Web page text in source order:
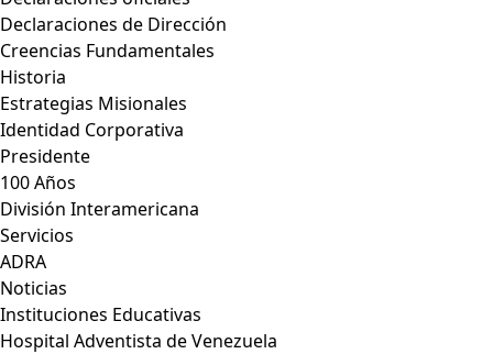
Declaraciones de Dirección
Creencias Fundamentales
Historia
Estrategias Misionales
Identidad Corporativa
Presidente
100 Años
División Interamericana
Servicios
ADRA
Noticias
Instituciones Educativas
Hospital Adventista de Venezuela